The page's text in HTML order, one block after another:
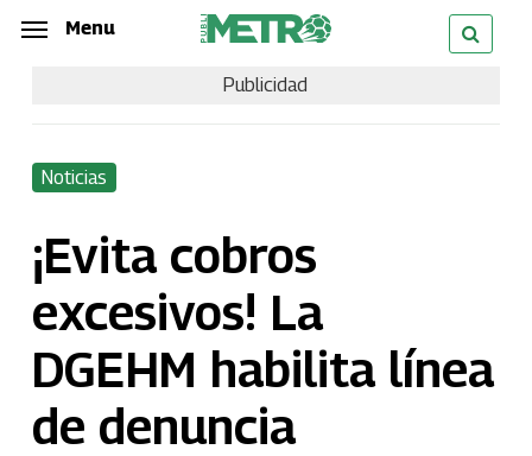
Skip
content
Menu
Publicidad
Noticias
¡Evita cobros
excesivos! La
DGEHM habilita línea
de denuncia
Menu